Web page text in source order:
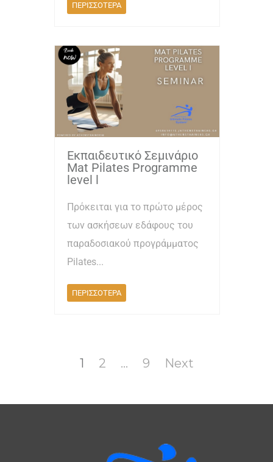
ΠΕΡΙΣΣΟΤΕΡΑ
Εκπαιδευτικό Σεμινάριο
Mat Pilates Programme
level l
Πρόκειται για το πρώτο μέρος
των ασκήσεων εδάφους του
παραδοσιακού προγράμματος
Pilates...
ΠΕΡΙΣΣΟΤΕΡΑ
Page
1 Page
2 … Page
9 Next